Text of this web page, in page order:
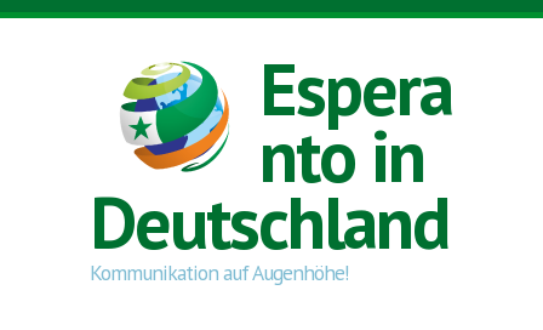
Direkt zum Inhalt
Espera
nto in
Deutschland
Kommunikation auf Augenhöhe!